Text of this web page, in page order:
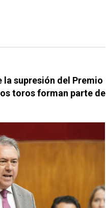
la supresión del Premio
toros forman parte de